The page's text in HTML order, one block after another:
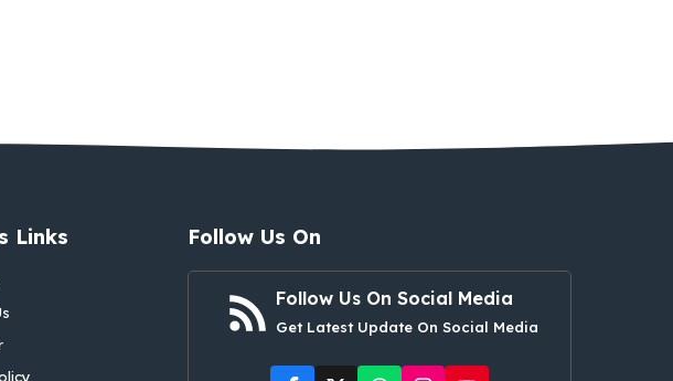
Links Follow Us On
Follow Us On Social Media
Get Latest Update On Social Media